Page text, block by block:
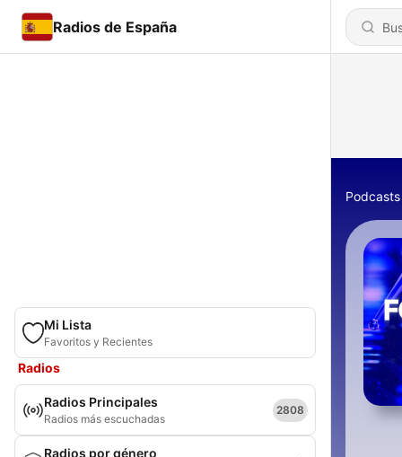
Radios de España
Mi Lista
Favoritos y Recientes
Radios
Radios Principales
Radios más escuchadas
2808
Radios por género
Podcasts